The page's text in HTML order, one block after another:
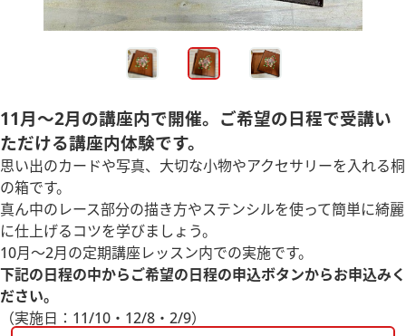
11月～2月の講座内で開催。ご希望の日程で受講い
ただける講座内体験です。
思い出のカードや写真、大切な小物やアクセサリーを入れる桐
の箱です。
真ん中のレース部分の描き方やステンシルを使って簡単に綺麗
に仕上げるコツを学びましょう。
10月～2月の定期講座レッスン内での実施です。
下記の日程の中からご希望の日程の申込ボタンからお申込みく
ださい。
（実施日：11/10・12/8・2/9）